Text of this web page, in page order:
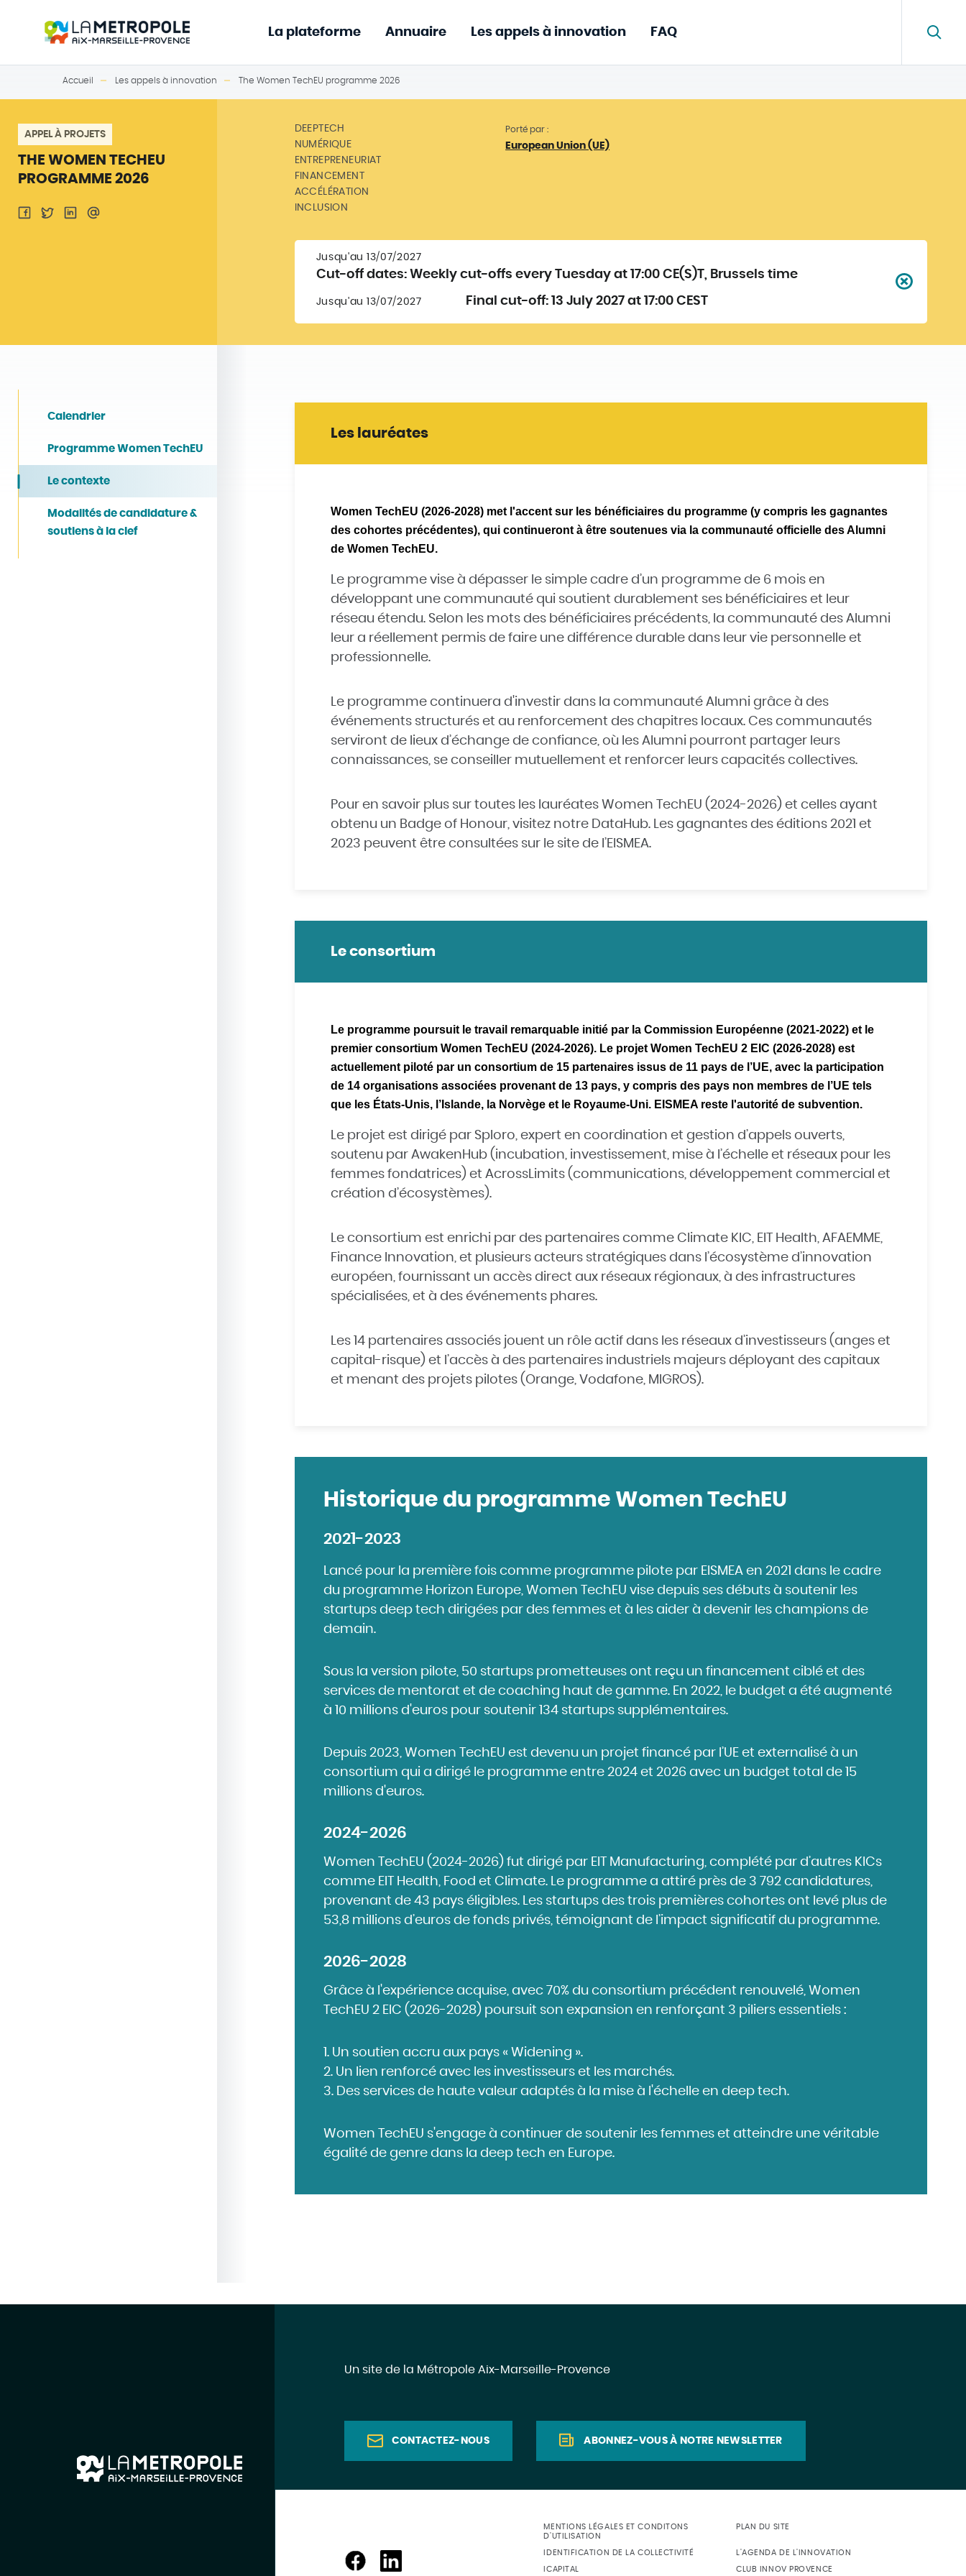
La plateforme Annuaire Les appels à innovation FAQ
Accueil Les appels à innovation The Women TechEU programme 2026
APPEL À PROJETS
THE WOMEN TECHEU
PROGRAMME 2026
DEEPTECH
NUMÉRIQUE
ENTREPRENEURIAT
FINANCEMENT
ACCÉLÉRATION
INCLUSION
Porté par :
European Union (UE)
Jusqu'au 13/07/2027
Cut-off dates: Weekly cut-offs every Tuesday at 17:00 CE(S)T, Brussels time
Jusqu'au 13/07/2027 Final cut-off: 13 July 2027 at 17:00 CEST
Calendrier
Programme Women TechEU
Le contexte
Modalités de candidature &
soutiens à la clef
Les lauréates
Women TechEU (2026-2028) met l'accent sur les bénéficiaires du programme (y compris les gagnantes
des cohortes précédentes), qui continueront à être soutenues via la communauté officielle des Alumni
de Women TechEU.
Le programme vise à dépasser le simple cadre d’un programme de 6 mois en
développant une communauté qui soutient durablement ses bénéficiaires et leur
réseau étendu. Selon les mots des bénéficiaires précédents, la communauté des Alumni
leur a réellement permis de faire une différence durable dans leur vie personnelle et
professionnelle.
Le programme continuera d'investir dans la communauté Alumni grâce à des
événements structurés et au renforcement des chapitres locaux. Ces communautés
serviront de lieux d’échange de confiance, où les Alumni pourront partager leurs
connaissances, se conseiller mutuellement et renforcer leurs capacités collectives.
Pour en savoir plus sur toutes les lauréates Women TechEU (2024-2026) et celles ayant
obtenu un Badge of Honour, visitez notre DataHub. Les gagnantes des éditions 2021 et
2023 peuvent être consultées sur le site de l’EISMEA.
Le consortium
Le programme poursuit le travail remarquable initié par la Commission Européenne (2021-2022) et le
premier consortium Women TechEU (2024-2026). Le projet Women TechEU 2 EIC (2026-2028) est
actuellement piloté par un consortium de 15 partenaires issus de 11 pays de l’UE, avec la participation
de 14 organisations associées provenant de 13 pays, y compris des pays non membres de l’UE tels
que les États-Unis, l’Islande, la Norvège et le Royaume-Uni. EISMEAreste l'autorité de subvention.
Le projet est dirigé par Sploro, expert en coordination et gestion d’appels ouverts,
soutenu par AwakenHub (incubation, investissement, mise à l’échelle et réseaux pour les
femmes fondatrices) et AcrossLimits (communications, développement commercial et
création d’écosystèmes).
Le consortium est enrichi par des partenaires comme Climate KIC, EIT Health, AFAEMME,
Finance Innovation, et plusieurs acteurs stratégiques dans l’écosystème d’innovation
européen, fournissant un accès direct aux réseaux régionaux, à des infrastructures
spécialisées, et à des événements phares.
Les 14 partenaires associés jouent un rôle actif dans les réseaux d’investisseurs (anges et
capital-risque) et l’accès à des partenaires industriels majeurs déployant des capitaux
et menant des projets pilotes (Orange, Vodafone, MIGROS).
Historique du programme Women TechEU
2021-2023
Lancé pour la première fois comme programme pilote par EISMEA en 2021 dans le cadre
du programme Horizon Europe, Women TechEU vise depuis ses débuts à soutenir les
startups deep tech dirigées par des femmes et à les aider à devenir les champions de
demain.
Sous la version pilote, 50 startups prometteuses ont reçu un financement ciblé et des
services de mentorat et de coaching haut de gamme. En 2022, le budget a été augmenté
à 10 millions d'euros pour soutenir 134 startups supplémentaires.
Depuis 2023, Women TechEU est devenu un projet financé par l’UE et externalisé à un
consortium qui a dirigé le programme entre 2024 et 2026 avec un budget total de 15
millions d'euros.
2024-2026
Women TechEU (2024-2026) fut dirigé par EIT Manufacturing, complété par d’autres KICs
comme EIT Health, Food et Climate. Le programme a attiré près de 3 792 candidatures,
provenant de 43 pays éligibles. Les startups des trois premières cohortes ont levé plus de
53,8 millions d’euros de fonds privés, témoignant de l’impact significatif du programme.
2026-2028
Grâce à l'expérience acquise, avec 70% du consortium précédent renouvelé, Women
TechEU 2 EIC (2026-2028) poursuit son expansion en renforçant 3 piliers essentiels :
Un soutien accru aux pays « Widening ».
Un lien renforcé avec les investisseurs et les marchés.
Des services de haute valeur adaptés à la mise à l'échelle en deep tech.
Women TechEU s'engage à continuer de soutenir les femmes et atteindre une véritable
égalité de genre dans la deep tech en Europe.
Un site de la Métropole Aix-Marseille-Provence
CONTACTEZ-NOUS ABONNEZ-VOUS À NOTRE NEWSLETTER
MENTIONS LÉGALES ET CONDITONS
D'UTILISATION
PLAN DU SITE
IDENTIFICATION DE LA COLLECTIVITÉ L'AGENDA DE L'INNOVATION
ICAPITAL CLUB INNOV PROVENCE